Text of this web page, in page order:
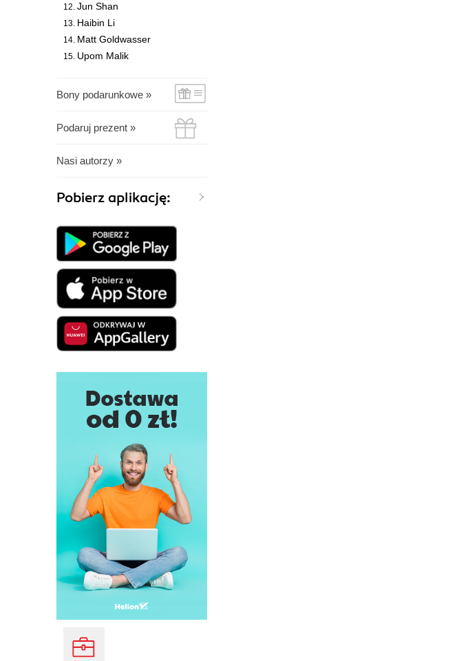
Jun Shan
Haibin Li
Matt Goldwasser
Upom Malik
Bony podarunkowe »
Podaruj prezent »
Nasi autorzy »
Pobierz aplikację: